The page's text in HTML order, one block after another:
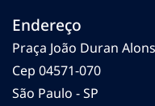
Endereço
Praça João Duran
Cep 04571-070
São Paulo - SP